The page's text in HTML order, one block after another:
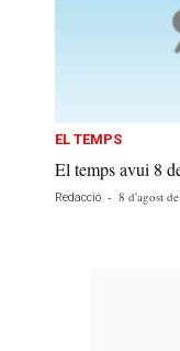
EL TEMPS
El temps avui 8
Redacció - 8 d'agost